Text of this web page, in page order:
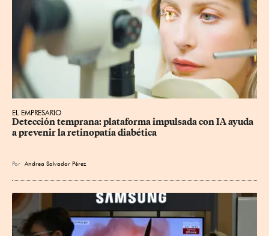
EL EMPRESARIO
Detección temprana: plataforma impulsada con IA ayuda
a prevenir la retinopatía diabética
Por Andrea Salvador Pérez